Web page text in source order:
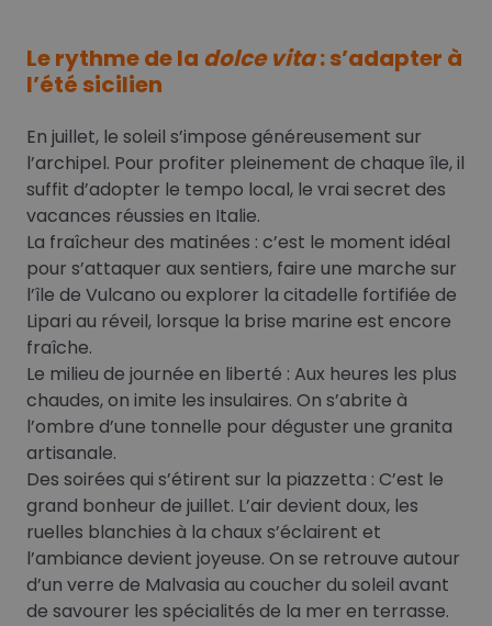
Le rythme de la dolce vita: s’adapter à
l’été sicilien
En juillet, le soleil s’impose généreusement sur
l’archipel. Pour profiter pleinement de chaque île, il
suffit d’adopter le tempo local, le vrai secret des
vacances réussies en Italie.
La fraîcheur des matinées : c’est le moment idéal
pour s’attaquer aux sentiers, faire une marche sur
l’île de Vulcano ou explorer la citadelle fortifiée de
Lipari au réveil, lorsque la brise marine est encore
fraîche.
Le milieu de journée en liberté : Aux heures les plus
chaudes, on imite les insulaires. On s’abrite à
l’ombre d’une tonnelle pour déguster une granita
artisanale.
Des soirées qui s’étirent sur la piazzetta : C’est le
grand bonheur de juillet. L’air devient doux, les
ruelles blanchies à la chaux s’éclairent et
l’ambiance devient joyeuse. On se retrouve autour
d’un verre de Malvasia au coucher du soleil avant
de savourer les spécialités de la mer en terrasse.